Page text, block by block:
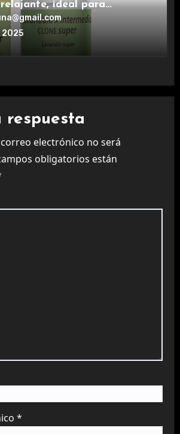
ideal para
2025
respuesta
electrónico no será
obligatorios están
*